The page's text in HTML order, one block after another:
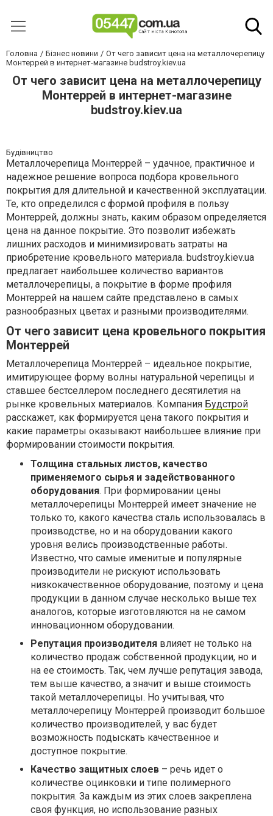
Головна Бізнес новини
От чего зависит цена на металлочерепицу
Монтеррей в интернет-магазине budstroy.kiev.ua
От чего зависит цена на металлочерепицу
Монтеррей в интернет-магазине
budstroy.kiev.ua
Будівництво
Металлочерепица Монтеррей – удачное, практичное и
надежное решение вопроса подбора кровельного
покрытия для длительной и качественной эксплуатации.
Те, кто определился с формой профиля в пользу
Монтеррей, должны знать, каким образом определяется
цена на данное покрытие. Это позволит избежать
лишних расходов и минимизировать затраты на
приобретение кровельного материала. budstroy.kiev.ua
предлагает наибольшее количество вариантов
металлочерепицы, а покрытие в форме профиля
Монтеррей на нашем сайте представлено в самых
разнообразных цветах и разными производителями.
От чего зависит цена кровельного покрытия
Монтеррей
Металлочерепица Монтеррей – идеальное покрытие,
имитирующее форму волны натуральной черепицы и
ставшее бестселлером последнего десятилетия на
рынке кровельных материалов. Компания Будстрой
расскажет, как формируется цена такого покрытия и
какие параметры оказывают наибольшее влияние при
формировании стоимости покрытия.
Толщина стальных листов, качество
применяемого сырья и задействованного
оборудования. При формировании цены
металлочерепицы Монтеррей имеет значение не
только то, какого качества сталь использовалась в
производстве, но и на оборудовании какого
уровня велись производственные работы.
Известно, что самые именитые и популярные
производители не рискуют использовать
низкокачественное оборудование, поэтому и цена
продукции в данном случае несколько выше тех
аналогов, которые изготовляются на не самом
инновационном оборудовании.
Репутация производителя влияет не только на
количество продаж собственной продукции, но и
на ее стоимость. Так, чем лучше репутация завода,
тем выше качество, а значит и выше стоимость
такой металлочерепицы. Но учитывая, что
металлочерепицу Монтеррей производит большое
количество производителей, у вас будет
возможность подыскать качественное и
доступное покрытие.
Качество защитных слоев – речь идет о
количестве оцинковки и типе полимерного
покрытия. За каждым из этих слоев закреплена
своя функция, но использование разных